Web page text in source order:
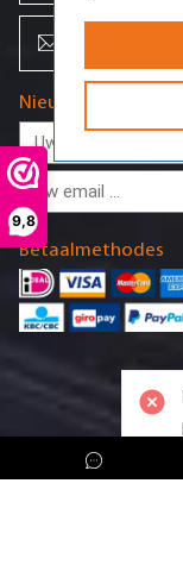
9,8
Nieuwsbrief
Betaalmethodes